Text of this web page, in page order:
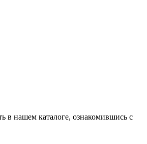
в нашем каталоге, ознакомившись с